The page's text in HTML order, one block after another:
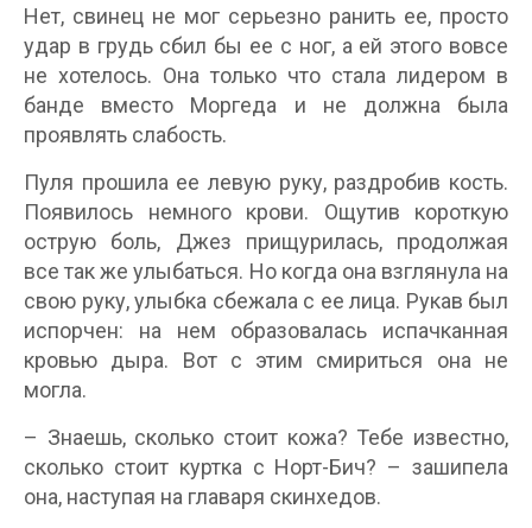
Нет, свинец не мог серьезно ранить ее, просто
удар в грудь сбил бы ее с ног, а ей этого вовсе
не хотелось. Она только что стала лидером в
банде вместо Моргеда и не должна была
проявлять слабость.
Пуля прошила ее левую руку, раздробив кость.
Появилось немного крови. Ощутив короткую
острую боль, Джез прищурилась, продолжая
все так же улыбаться. Но когда она взглянула на
свою руку, улыбка сбежала с ее лица. Рукав был
испорчен: на нем образовалась испачканная
кровью дыра. Вот с этим смириться она не
могла.
– Знаешь, сколько стоит кожа? Тебе известно,
сколько стоит куртка с Норт-Бич? – зашипела
она, наступая на главаря скинхедов.